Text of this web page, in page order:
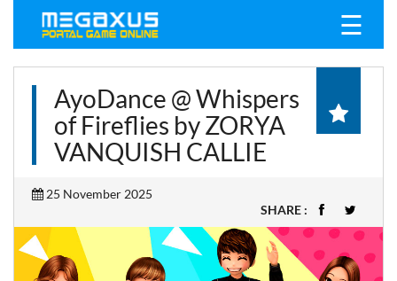
☰
AyoDance @ Whispers
of Fireflies by ZORYA
VANQUISH CALLIE
25 November 2025
SHARE :